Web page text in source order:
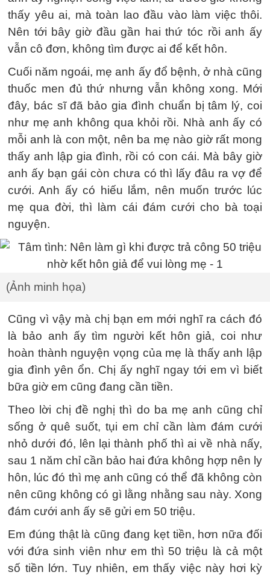
thấy yêu ai, mà toàn lao đầu vào làm việc thôi.
Nên tới bây giờ đầu gần hai thứ tóc rồi anh ấy
vẫn cô đơn, không tìm được ai để kết hôn.
Cuối năm ngoái, mẹ anh ấy đổ bệnh, ở nhà cũng
thuốc men đủ thứ nhưng vẫn không xong. Mới
đây, bác sĩ đã bảo gia đình chuẩn bị tâm lý, coi
như mẹ anh không qua khỏi rồi. Nhà anh ấy có
mỗi anh là con một, nên ba mẹ nào giờ rất mong
thấy anh lập gia đình, rồi có con cái. Mà bây giờ
anh ấy bạn gái còn chưa có thì lấy đâu ra vợ để
cưới. Anh ấy có hiếu lắm, nên muốn trước lúc
mẹ qua đời, thì làm cái đám cưới cho bà toại
nguyện.
(Ảnh minh họa)
Cũng vì vậy mà chị bạn em mới nghĩ ra cách đó
là bảo anh ấy tìm người kết hôn giả, coi như
hoàn thành nguyện vọng của mẹ là thấy anh lập
gia đình yên ổn. Chị ấy nghĩ ngay tới em vì biết
bữa giờ em cũng đang cần tiền.
Theo lời chị đề nghị thì do ba mẹ anh cũng chỉ
sống ở quê suốt, tụi em chỉ cần làm đám cưới
nhỏ dưới đó, lên lại thành phố thì ai về nhà nấy,
sau 1 năm chỉ cần bảo hai đứa không hợp nên ly
hôn, lúc đó thì mẹ anh cũng có thể đã không còn
nên cũng không có gì lằng nhằng sau này. Xong
đám cưới anh ấy sẽ gửi em 50 triệu.
Em đúng thật là cũng đang kẹt tiền, hơn nữa đối
với đứa sinh viên như em thì 50 triệu là cả một
số tiền lớn. Tuy nhiên, em thấy việc này hơi kỳ